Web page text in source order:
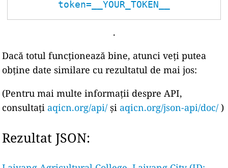
token=__YOUR_TOKEN__
.
Dacă totul funcționează bine, atunci veți putea
obține date similare cu rezultatul de mai jos:
(Pentru mai multe informații despre API,
consultați aqicn.org/api/ și aqicn.org/json-api/doc/ )
Rezultat JSON: